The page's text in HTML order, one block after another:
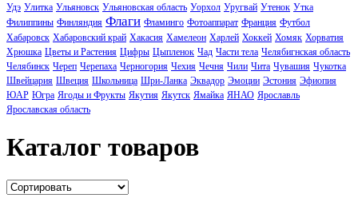
Удэ Улитка Ульяновск Ульяновская область Уорхол Уругвай Утенок Утка
Филиппины Финляндия Флаги Фламинго Фотоаппарат Франция Футбол
Хабаровск Хабаровский край Хакасия Хамелеон Харлей Хоккей Хомяк Хорватия
Хрюшка Цветы и Растения Цифры Цыпленок Чад Части тела Челябигнская область
Челябинск Череп Черепаха Черногория Чехия Чечня Чили Чита Чувашия Чукотка
Швейцария Швеция Школьница Шри-Ланка Эквадор Эмоции Эстония Эфиопия
ЮАР Югра Ягоды и Фрукты Якутия Якутск Ямайка ЯНАО Ярославль
Ярославская область
Каталог товаров